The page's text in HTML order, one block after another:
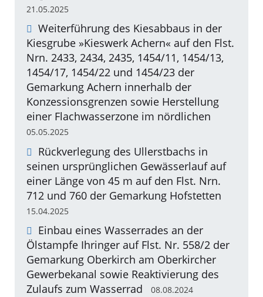
21.05.2025
Weiterführung des Kiesabbaus in der
Kiesgrube »Kieswerk Achern« auf den Flst.
Nrn. 2433, 2434, 2435, 1454/11, 1454/13,
1454/17, 1454/22 und 1454/23 der
Gemarkung Achern innerhalb der
Konzessionsgrenzen sowie Herstellung
einer Flachwasserzone im nördlichen
05.05.2025
Rückverlegung des Ullerstbachs in
seinen ursprünglichen Gewässerlauf auf
einer Länge von 45 m auf den Flst. Nrn.
712 und 760 der Gemarkung Hofstetten
15.04.2025
Einbau eines Wasserrades an der
Ölstampfe Ihringer auf Flst. Nr. 558/2 der
Gemarkung Oberkirch am Oberkircher
Gewerbekanal sowie Reaktivierung des
Zulaufs zum Wasserrad
08.08.2024